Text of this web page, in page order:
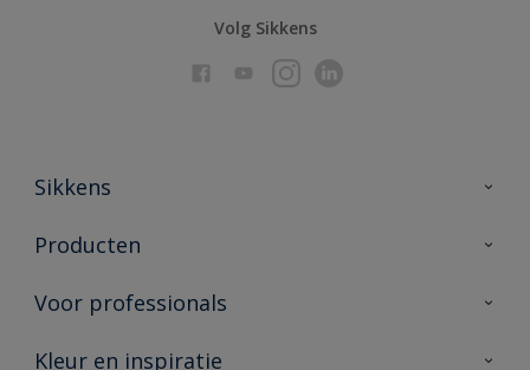
Volg Sikkens
Sikkens
Over Sikkens
Duurzaamheid
Producten
Producten voor binnen
Vind je verkooppunt
Voor professionals
Advies & service
Kleur en inspiratie